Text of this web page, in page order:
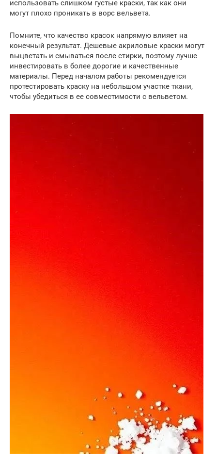
использовать слишком густые краски, так как они
могут плохо проникать в ворс вельвета.
Помните, что качество красок напрямую влияет на
конечный результат. Дешевые акриловые краски могут
выцветать и смываться после стирки, поэтому лучше
инвестировать в более дорогие и качественные
материалы. Перед началом работы рекомендуется
протестировать краску на небольшом участке ткани,
чтобы убедиться в ее совместимости с вельветом.